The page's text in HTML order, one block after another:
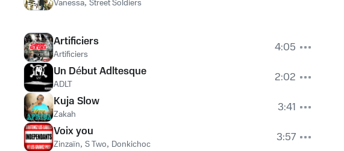
Vanessa, Street Soldiers
Artificiers
Artificiers
4:05
Un Début Adltesque
ADLT
2:02
Kuja Slow
Zakah
3:41
Voix you
Zinzaïn, S Two, Donkichoc
3:57